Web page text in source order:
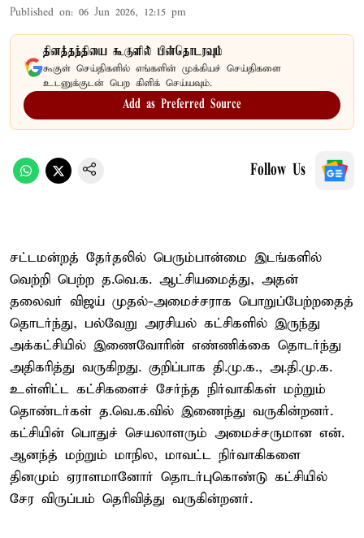
Published on: 06 Jun 2026, 12:15 pm
தினத்தந்தியை கூகுளில் பின்தொடரவும்
கூகுள் செய்திகளில் எங்களின் முக்கியச் செய்திகளை
உடனுக்குடன் பெற கிளிக் செய்யவும்.
Add as Preferred Source
Follow Us
சட்டமன்றத் தேர்தலில் பெரும்பான்மை இடங்களில்
வெற்றி பெற்ற த.வெ.க. ஆட்சியமைத்து, அதன்
தலைவர் விஜய் முதல்-அமைச்சராக பொறுப்பேற்றதைத்
தொடர்ந்து, பல்வேறு அரசியல் கட்சிகளில் இருந்து
அக்கட்சியில் இணைவோரின் எண்ணிக்கை தொடர்ந்து
அதிகரித்து வருகிறது. குறிப்பாக தி.மு.க., அ.தி.மு.க.
உள்ளிட்ட கட்சிகளைச் சேர்ந்த நிர்வாகிகள் மற்றும்
தொண்டர்கள் த.வெ.க.வில் இணைந்து வருகின்றனர்.
கட்சியின் பொதுச் செயலாளரும் அமைச்சருமான என்.
ஆனந்த் மற்றும் மாநில, மாவட்ட நிர்வாகிகளை
தினமும் ஏராளமானோர் தொடர்புகொண்டு கட்சியில்
சேர விருப்பம் தெரிவித்து வருகின்றனர்.